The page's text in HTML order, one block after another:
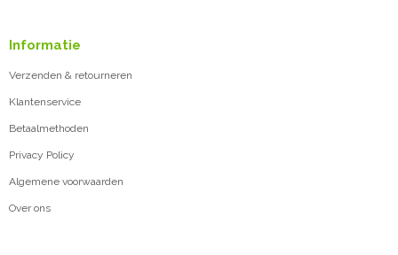
Informatie
Verzenden & retourneren
Klantenservice
Betaalmethoden
Privacy Policy
Algemene voorwaarden
Over ons